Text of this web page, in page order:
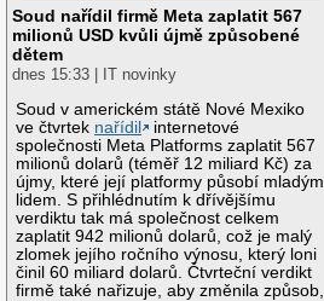
Soud nařídil firmě Meta zaplatit 567
milionů USD kvůli újmě způsobené
dětem
dnes 15:33 | IT novinky
Soud v americkém státě Nové Mexiko
ve čtvrtek nařídil
internetové
společnosti Meta Platforms zaplatit 567
milionů dolarů (téměř 12 miliard Kč) za
újmy, které její platformy působí mladým
lidem. S přihlédnutím k dřívějšímu
verdiktu tak má společnost celkem
zaplatit 942 milionů dolarů, což je malý
zlomek jejího ročního výnosu, který loni
činil 60 miliard dolarů. Čtvrteční verdikt
firmě také nařizuje, aby změnila způsob,